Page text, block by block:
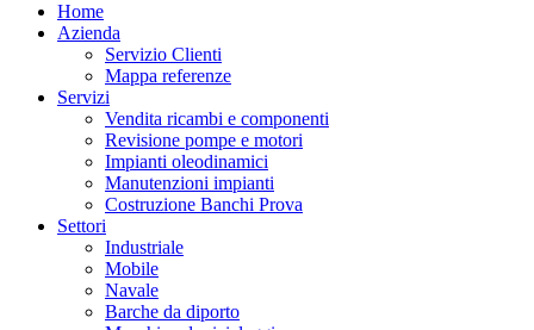
Home
Azienda
Servizio Clienti
Mappa referenze
Servizi
Vendita ricambi e componenti
Revisione pompe e motori
Impianti oleodinamici
Manutenzioni impianti
Costruzione Banchi Prova
Settori
Industriale
Mobile
Navale
Barche da diporto